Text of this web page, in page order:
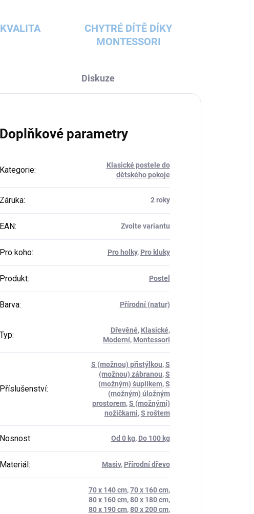
CHYTRÉ DÍTĚ DÍKY
MONTESSORI
Diskuze
Doplňkové parametry
Kategorie:
Klasické postele do
dětského pokoje
Záruka: 2 roky
EAN: Zvolte variantu
Pro koho: Pro holky, Pro kluky
Produkt: Postel
Barva: Přírodní (natur)
Typ: Dřevěné, Klasické,
Moderní, Montessori
Příslušenství:
S (možnou) přistýlkou,S
(možnou) zábranou,S
(možným) šuplíkem,S
(možným) úložným
prostorem,S (možnými)
nožičkami,S roštem
Nosnost: Od 0 kg, Do 100 kg
Materiál : Masiv, Přírodní dřevo
70 x 140 cm,70 x 160 cm,
80 x 160 cm,80 x 180 cm,
80 x 190 cm,80 x 200 cm,